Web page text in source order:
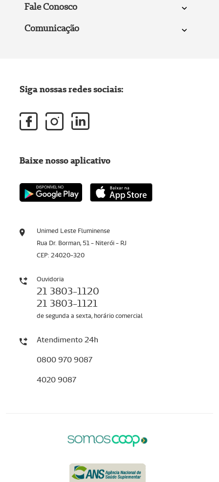
Fale Conosco
Comunicação
Unimed Leste Fluminense
Rua Dr. Borman, 51 - Niterói - RJ
CEP: 24020-320
Ouvidoria
21 3803-1120
21 3803-1121
de segunda a sexta, horário comercial
Atendimento 24h
0800 970 9087
4020 9087
Siga nossas redes sociais:
Baixe nosso aplicativo